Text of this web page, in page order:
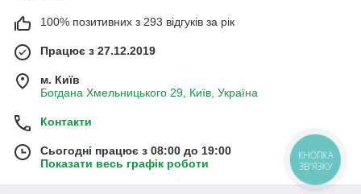
100% позитивних з 293 відгуків за рік
Працює з 27.12.2019
м. Київ
Богдана Хмельницького 29, Київ, Україна
Контакти
Сьогодні працює з 08:00 до 19:00
Показати весь графік роботи
КНОПКА
ЗВ'ЯЗКУ